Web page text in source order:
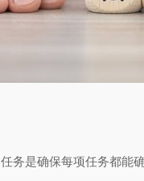
务是确保每项任务都能